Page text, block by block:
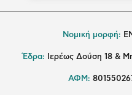
Νομική μορφή:
Έδρα: Ιερέως Δούση 18 &
ΑΦΜ: